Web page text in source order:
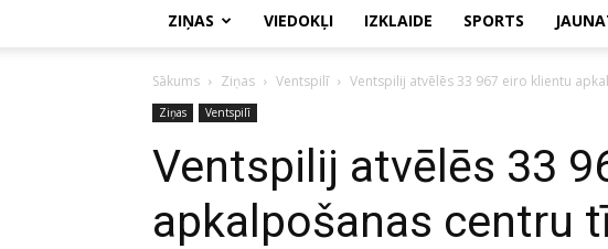
ZIŅAS VIEDOKĻI IZKLAIDE SPORTS
Sākums Ziņas Ventspilī Ventspilij atvēlēs 33 967 eiro klientu
Ziņas Ventspilī
Ventspilij atvēlēs 33
apkalpošanas centru